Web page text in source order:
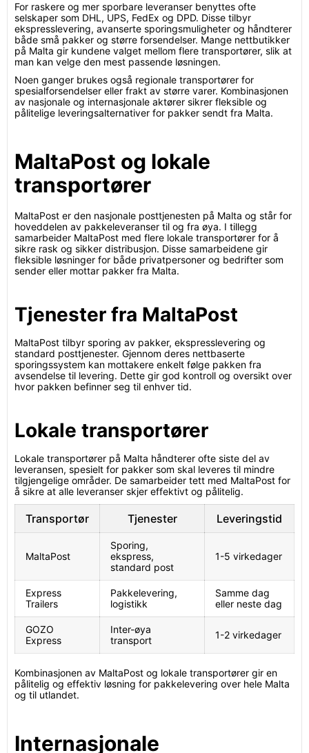
For raskere og mer sporbare leveranser benyttes ofte
selskaper som DHL, UPS, FedEx og DPD. Disse tilbyr
ekspresslevering, avanserte sporingsmuligheter og håndterer
både små pakker og større forsendelser. Mange nettbutikker
på Malta gir kundene valget mellom flere transportører, slik at
man kan velge den mest passende løsningen.
Noen ganger brukes også regionale transportører for
spesialforsendelser eller frakt av større varer. Kombinasjonen
av nasjonale og internasjonale aktører sikrer fleksible og
pålitelige leveringsalternativer for pakker sendt fra Malta.
MaltaPost og lokale
transportører
MaltaPost er den nasjonale posttjenesten på Malta og står for
hoveddelen av pakkeleveranser til og fra øya. I tillegg
samarbeider MaltaPost med flere lokale transportører for å
sikre rask og sikker distribusjon. Disse samarbeidene gir
fleksible løsninger for både privatpersoner og bedrifter som
sender eller mottar pakker fra Malta.
Tjenester fra MaltaPost
MaltaPost tilbyr sporing av pakker, ekspresslevering og
standard posttjenester. Gjennom deres nettbaserte
sporingssystem kan mottakere enkelt følge pakken fra
avsendelse til levering. Dette gir god kontroll og oversikt over
hvor pakken befinner seg til enhver tid.
Lokale transportører
Lokale transportører på Malta håndterer ofte siste del av
leveransen, spesielt for pakker som skal leveres til mindre
tilgjengelige områder. De samarbeider tett med MaltaPost for
å sikre at alle leveranser skjer effektivt og pålitelig.
Transportør Tjenester Leveringstid
MaltaPost
Sporing,
ekspress,
standard post
1-5 virkedager
Express
Trailers
Pakkelevering,
logistikk
Samme dag
eller neste dag
GOZO
Express
Inter-øya
transport
1-2 virkedager
Kombinasjonen av MaltaPost og lokale transportører gir en
pålitelig og effektiv løsning for pakkelevering over hele Malta
og til utlandet.
Internasjonale